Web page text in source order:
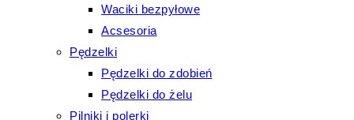
Waciki bezpyłowe
Acsesoria
Pędzelki
Pędzelki do zdobień
Pędzelki do żelu
Pilniki i polerki